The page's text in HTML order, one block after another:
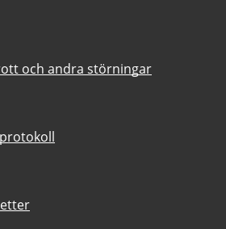
och andra störningar